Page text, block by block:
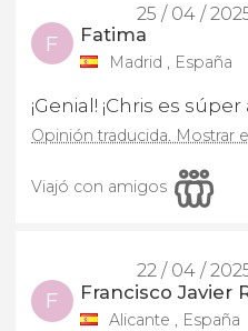
25 / 04 /
F Fatima
Madrid , España
¡Genial! ¡Chris es
Opinión traducida. Mostrar
Viajó con amigos
22 / 04 /
F Francisco Javier
Alicante , España